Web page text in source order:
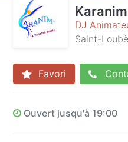
DJ
Saint-
Favori
Ouvert jusqu'à 19:00